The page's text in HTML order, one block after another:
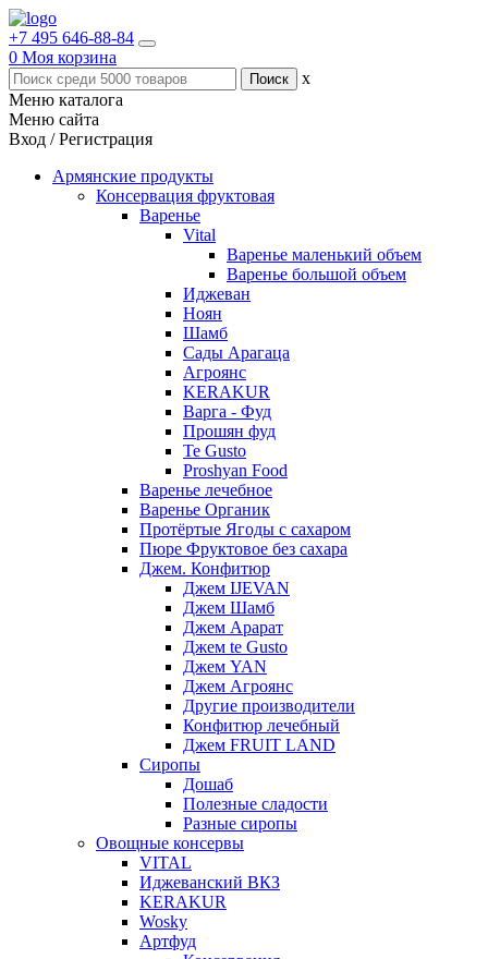
+7 495 646-88-84
0 Моя корзина
x
Меню каталога
Меню сайта
Вход / Регистрация
Армянские продукты
Консервация фруктовая
Варенье
Vital
Варенье маленький объем
Варенье большой объем
Иджеван
Ноян
Шамб
Сады Арагаца
Агроянс
KERAKUR
Варга - Фуд
Прошян фуд
Te Gusto
Proshyan Food
Варенье лечебное
Варенье Органик
Протёртые Ягоды с сахаром
Пюре Фруктовое без сахара
Джем. Конфитюр
Джем IJEVAN
Джем Шамб
Джем Арарат
Джем te Gusto
Джем YAN
Джем Агроянс
Другие производители
Конфитюр лечебный
Джем FRUIT LAND
Сиропы
Дошаб
Полезные сладости
Разные сиропы
Овощные консервы
VITAL
Иджеванский ВКЗ
KERAKUR
Wosky
Артфуд